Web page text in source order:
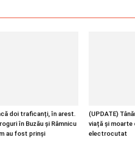
doi traficanți, în arest.
în Buzău și Râmnicu
au fost prinși
(UPDATE)
viață și moarte
electrocutat